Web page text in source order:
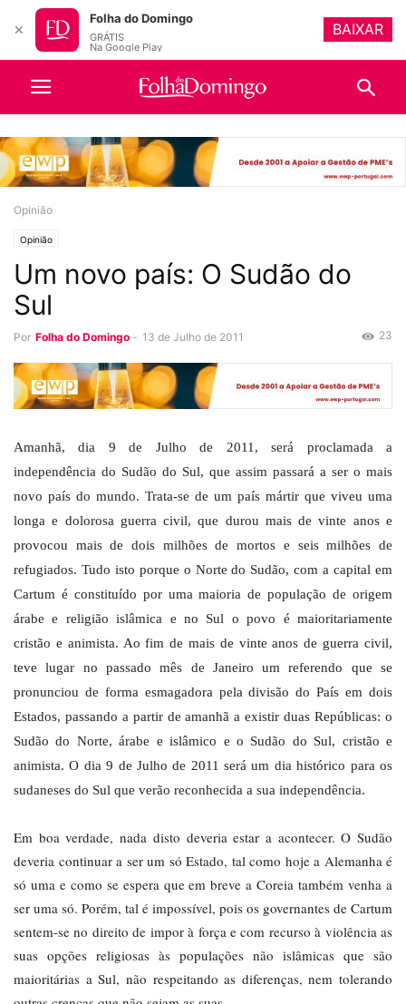
Opinião
Opinião
Um novo país: O Sudão do
Sul
Por Folha do Domingo - 13 de Julho de 2011 23
Amanhã, dia 9 de Julho de 2011, será proclamada a
independência do Sudão do Sul, que assim passará a ser o mais
novo país do mundo. Trata-se de um país mártir que viveu uma
longa e dolorosa guerra civil, que durou mais de vinte anos e
provocou mais de dois milhões de mortos e seis milhões de
refugiados. Tudo isto porque o Norte do Sudão, com a capital em
Cartum é constituído por uma maioria de população de origem
árabe e religião islâmica e no Sul o povo é maioritariamente
cristão e animista. Ao fim de mais de vinte anos de guerra civil,
teve lugar no passado mês de Janeiro um referendo que se
pronunciou de forma esmagadora pela divisão do País em dois
Estados, passando a partir de amanhã a existir duas Repúblicas: o
Sudão do Norte, árabe e islâmico e o Sudão do Sul, cristão e
animista. O dia 9 de Julho de 2011 será um dia histórico para os
sudaneses do Sul que verão reconhecida a sua independência.
Em boa verdade, nada disto deveria estar a acontecer. O Sudão
deveria continuar a ser um só Estado, tal como hoje a Alemanha é
só uma e como se espera que em breve a Coreia também venha a
ser uma só. Porém, tal é impossível, pois os governantes de Cartum
sentem-se no direito de impor à força e com recurso à violência as
suas opções religiosas às populações não islâmicas que são
maioritárias a Sul, não respeitando as diferenças, nem tolerando
✕
Folha do Domingo
GRÁTIS
Na Google Play
BAIXAR